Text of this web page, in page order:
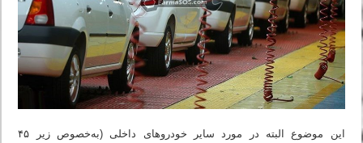
این موضوع البته در مورد سایر خودروهای داخلی (به‌خصوص زیر ۴۵